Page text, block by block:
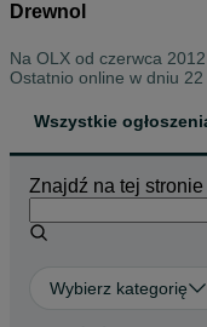
Drewnol
Na OLX od czerwca 2012
Ostatnio online w dniu
Wszystkie
Znajdź na tej stronie
Wybierz kategorię